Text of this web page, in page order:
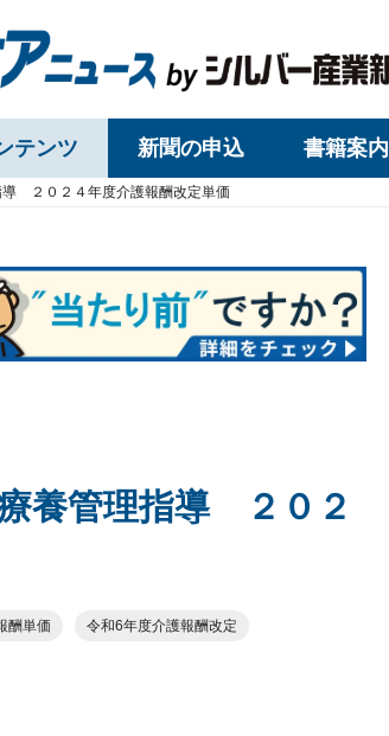
テンツ 新聞の申込 書籍案内
２０２４年度介護報酬改定単価
養管理指導 ２０２
酬単価 令和6年度介護報酬改定